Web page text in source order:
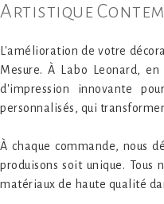
Artistique
L'amélioration de votre
Mesure. À Labo Leonard,
d'impression innovante
personnalisés, qui
À chaque commande, nous
produisons soit unique.
matériaux de haute qualité